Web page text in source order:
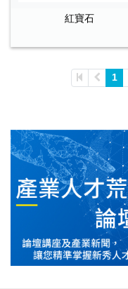
紅寶石
1